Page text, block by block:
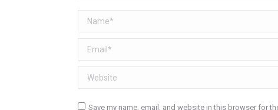
Name *
Email *
Website
Save my name, email, and website in this browser for